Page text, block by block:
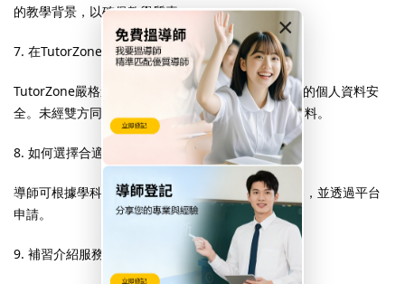
×
的教學背景，以確保教學質素。
7. 在TutorZone提供服務的安全性如何？
TutorZone嚴格遵守香港私隱條例，確保導師及學生的個人資料安
全。未經雙方同意，不會洩露任何聯絡方式或個人資料。
8. 如何選擇合適的補習個案？
導師可根據學科、地區、時間等因素選擇合適的個案，並透過平台
申請。
9. 補習介紹服務的收費標準為何？